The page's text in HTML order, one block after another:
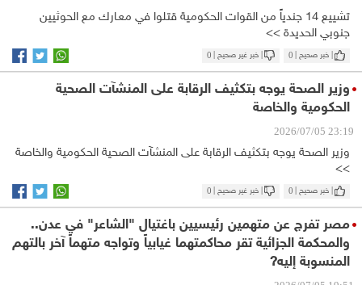
تشييع 14 جندياً من القوات الحكومية قتلوا في معـارك مع الحوثيين
جنوبي الحديدة >>
| خبر صحيح | 0 | خبر غير صحيح | 0
وزير الصحة يوجه بتكثيف الرقابة على المنشآت الصحية
الحكومية والخاصة
23:19 2026/07/05
وزير الصحة يوجه بتكثيف الرقابة على المنشآت الصحية الحكومية والخاصة
>>
| خبر صحيح | 0 | خبر غير صحيح | 0
مصر تفرج عن متهمين رئيسيين باغتيال "الشاعر" في عدن..
والمحكمة الجزائية تقر محاكمتهما غيابياً وتواجه متهماً آخر بالتهم
المنسوبة إليه?